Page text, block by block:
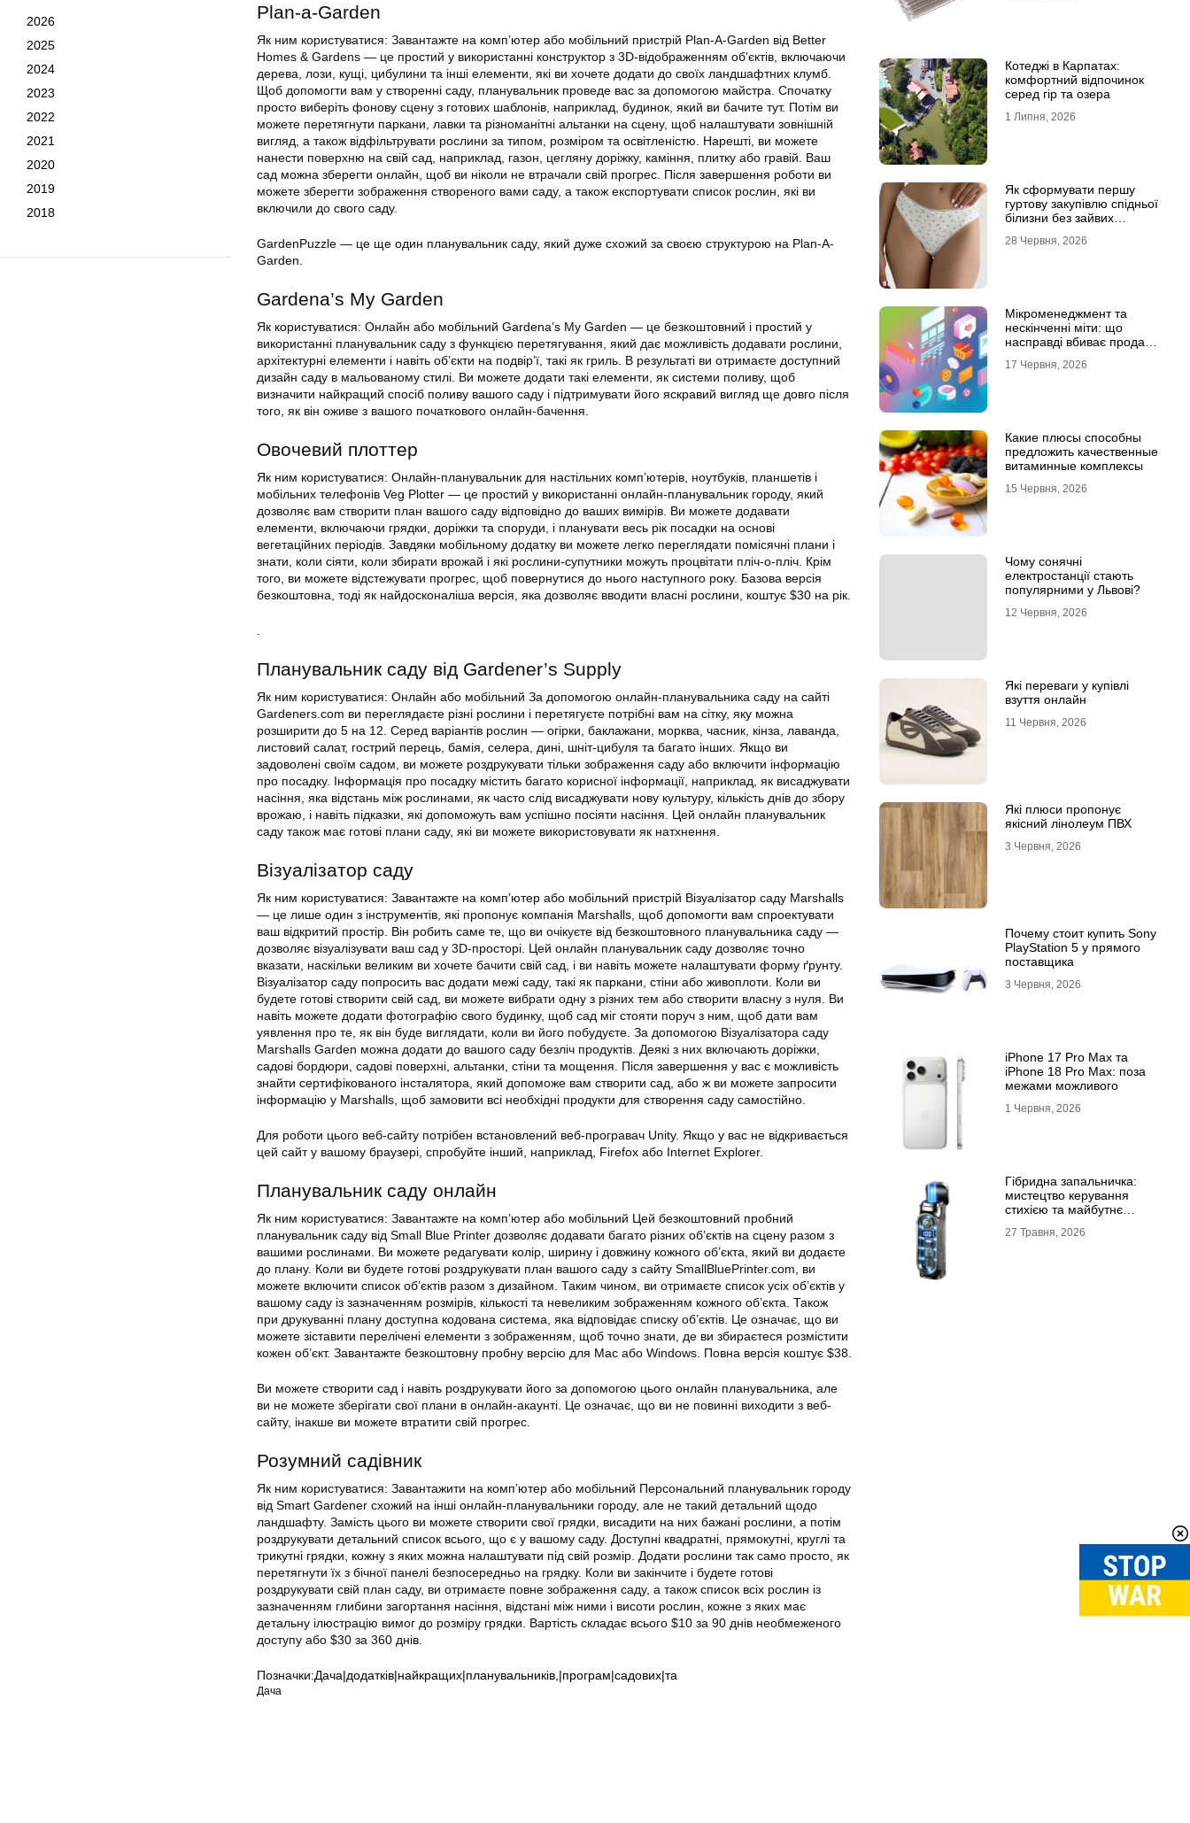
2026
2025
2024
2023
2022
2021
2020
2019
2018
Plan-a-Garden
Як ним користуватися: Завантажте на комп’ютер або мобільний пристрій Plan-A-Garden від Better
Homes & Gardens — це простий у використанні конструктор з 3D-відображенням об’єктів, включаючи
дерева, лози, кущі, цибулини та інші елементи, які ви хочете додати до своїх ландшафтних клумб.
Щоб допомогти вам у створенні саду, планувальник проведе вас за допомогою майстра. Спочатку
просто виберіть фонову сцену з готових шаблонів, наприклад, будинок, який ви бачите тут. Потім ви
можете перетягнути паркани, лавки та різноманітні альтанки на сцену, щоб налаштувати зовнішній
вигляд, а також відфільтрувати рослини за типом, розміром та освітленістю. Нарешті, ви можете
нанести поверхню на свій сад, наприклад, газон, цегляну доріжку, каміння, плитку або гравій. Ваш
сад можна зберегти онлайн, щоб ви ніколи не втрачали свій прогрес. Після завершення роботи ви
можете зберегти зображення створеного вами саду, а також експортувати список рослин, які ви
включили до свого саду.
GardenPuzzle — це ще один планувальник саду, який дуже схожий за своєю структурою на Plan-A-
Garden.
Gardena’s My Garden
Як користуватися: Онлайн або мобільний Gardena’s My Garden — це безкоштовний і простий у
використанні планувальник саду з функцією перетягування, який дає можливість додавати рослини,
архітектурні елементи і навіть об’єкти на подвір’ї, такі як гриль. В результаті ви отримаєте доступний
дизайн саду в мальованому стилі. Ви можете додати такі елементи, як системи поливу, щоб
визначити найкращий спосіб поливу вашого саду і підтримувати його яскравий вигляд ще довго після
того, як він оживе з вашого початкового онлайн-бачення.
Овочевий плоттер
Як ним користуватися: Онлайн-планувальник для настільних комп’ютерів, ноутбуків, планшетів і
мобільних телефонів Veg Plotter — це простий у використанні онлайн-планувальник городу, який
дозволяє вам створити план вашого саду відповідно до ваших вимірів. Ви можете додавати
елементи, включаючи грядки, доріжки та споруди, і планувати весь рік посадки на основі
вегетаційних періодів. Завдяки мобільному додатку ви можете легко переглядати помісячні плани і
знати, коли сіяти, коли збирати врожай і які рослини-супутники можуть процвітати пліч-о-пліч. Крім
того, ви можете відстежувати прогрес, щоб повернутися до нього наступного року. Базова версія
безкоштовна, тоді як найдосконаліша версія, яка дозволяє вводити власні рослини, коштує $30 на рік.
.
Планувальник саду від Gardener’s Supply
Як ним користуватися: Онлайн або мобільний За допомогою онлайн-планувальника саду на сайті
Gardeners.com ви переглядаєте різні рослини і перетягуєте потрібні вам на сітку, яку можна
розширити до 5 на 12. Серед варіантів рослин — огірки, баклажани, морква, часник, кінза, лаванда,
листовий салат, гострий перець, бамія, селера, дині, шніт-цибуля та багато інших. Якщо ви
задоволені своїм садом, ви можете роздрукувати тільки зображення саду або включити інформацію
про посадку. Інформація про посадку містить багато корисної інформації, наприклад, як висаджувати
насіння, яка відстань між рослинами, як часто слід висаджувати нову культуру, кількість днів до збору
врожаю, і навіть підказки, які допоможуть вам успішно посіяти насіння. Цей онлайн планувальник
саду також має готові плани саду, які ви можете використовувати як натхнення.
Візуалізатор саду
Як ним користуватися: Завантажте на комп’ютер або мобільний пристрій Візуалізатор саду Marshalls
— це лише один з інструментів, які пропонує компанія Marshalls, щоб допомогти вам спроектувати
ваш відкритий простір. Він робить саме те, що ви очікуєте від безкоштовного планувальника саду —
дозволяє візуалізувати ваш сад у 3D-просторі. Цей онлайн планувальник саду дозволяє точно
вказати, наскільки великим ви хочете бачити свій сад, і ви навіть можете налаштувати форму ґрунту.
Візуалізатор саду попросить вас додати межі саду, такі як паркани, стіни або живоплоти. Коли ви
будете готові створити свій сад, ви можете вибрати одну з різних тем або створити власну з нуля. Ви
навіть можете додати фотографію свого будинку, щоб сад міг стояти поруч з ним, щоб дати вам
уявлення про те, як він буде виглядати, коли ви його побудуєте. За допомогою Візуалізатора саду
Marshalls Garden можна додати до вашого саду безліч продуктів. Деякі з них включають доріжки,
садові бордюри, садові поверхні, альтанки, стіни та мощення. Після завершення у вас є можливість
знайти сертифікованого інсталятора, який допоможе вам створити сад, або ж ви можете запросити
інформацію у Marshalls, щоб замовити всі необхідні продукти для створення саду самостійно.
Для роботи цього веб-сайту потрібен встановлений веб-програвач Unity. Якщо у вас не відкривається
цей сайт у вашому браузері, спробуйте інший, наприклад, Firefox або Internet Explorer.
Планувальник саду онлайн
Як ним користуватися: Завантажте на комп’ютер або мобільний Цей безкоштовний пробний
планувальник саду від Small Blue Printer дозволяє додавати багато різних об’єктів на сцену разом з
вашими рослинами. Ви можете редагувати колір, ширину і довжину кожного об’єкта, який ви додаєте
до плану. Коли ви будете готові роздрукувати план вашого саду з сайту SmallBluePrinter.com, ви
можете включити список об’єктів разом з дизайном. Таким чином, ви отримаєте список усіх об’єктів у
вашому саду із зазначенням розмірів, кількості та невеликим зображенням кожного об’єкта. Також
при друкуванні плану доступна кодована система, яка відповідає списку об’єктів. Це означає, що ви
можете зіставити перелічені елементи з зображенням, щоб точно знати, де ви збираєтеся розмістити
кожен об’єкт. Завантажте безкоштовну пробну версію для Mac або Windows. Повна версія коштує $38.
Ви можете створити сад і навіть роздрукувати його за допомогою цього онлайн планувальника, але
ви не можете зберігати свої плани в онлайн-акаунті. Це означає, що ви не повинні виходити з веб-
сайту, інакше ви можете втратити свій прогрес.
Розумний садівник
Як ним користуватися: Завантажити на комп’ютер або мобільний Персональний планувальник городу
від Smart Gardener схожий на інші онлайн-планувальники городу, але не такий детальний щодо
ландшафту. Замість цього ви можете створити свої грядки, висадити на них бажані рослини, а потім
роздрукувати детальний список всього, що є у вашому саду. Доступні квадратні, прямокутні, круглі та
трикутні грядки, кожну з яких можна налаштувати під свій розмір. Додати рослини так само просто, як
перетягнути їх з бічної панелі безпосередньо на грядку. Коли ви закінчите і будете готові
роздрукувати свій план саду, ви отримаєте повне зображення саду, а також список всіх рослин із
зазначенням глибини загортання насіння, відстані між ними і висоти рослин, кожне з яких має
детальну ілюстрацію вимог до розміру грядки. Вартість складає всього $10 за 90 днів необмеженого
доступу або $30 за 360 днів.
Позначки:Дача|додатків|найкращих|планувальників,|програм|садових|та
Дача
Котеджі в Карпатах:
комфортний відпочинок
серед гір та озера
1 Липня, 2026
Як сформувати першу
гуртову закупівлю спідньої
білизни без зайвих
28 Червня, 2026
Мікроменеджмент та
нескінченні міти: що
насправді вбиває продажі
17 Червня, 2026
Какие плюсы способны
предложить качественные
витаминные комплексы
15 Червня, 2026
Чому сонячні
електростанції стають
популярними у Львові?
12 Червня, 2026
Які переваги у купівлі
взуття онлайн
11 Червня, 2026
Які плюси пропонує
якісний лінолеум ПВХ
3 Червня, 2026
Почему стоит купить Sony
PlayStation 5 у прямого
поставщика
3 Червня, 2026
iPhone 17 Pro Max та
iPhone 18 Pro Max: поза
межами можливого
1 Червня, 2026
Гібридна запальничка:
мистецтво керування
стихією та майбутнє
27 Травня, 2026